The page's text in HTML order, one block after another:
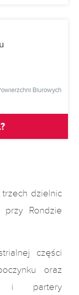
Biurowych
dzielnic
Rondzie
części
oraz
i partery